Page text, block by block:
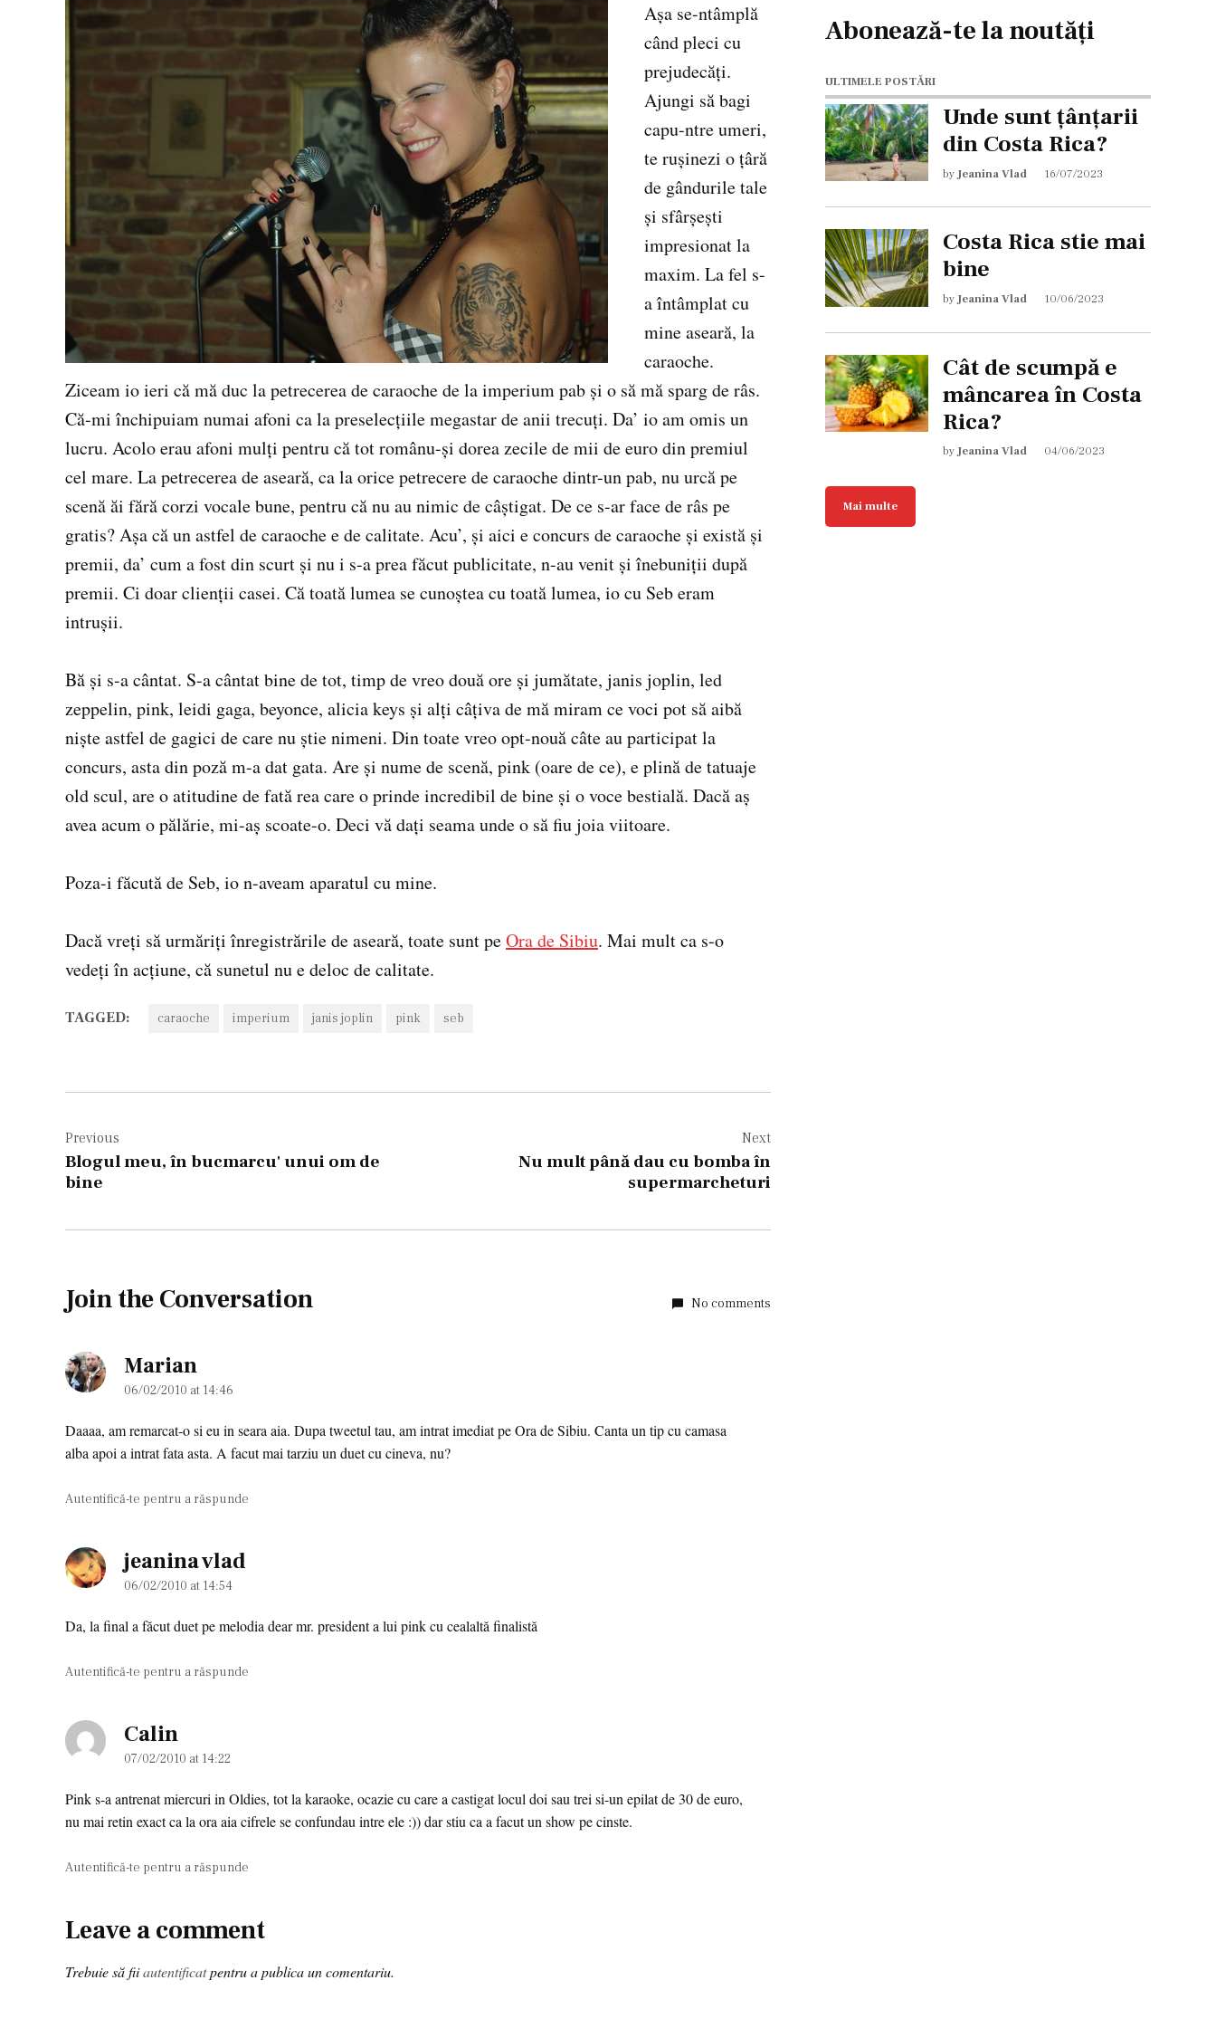
Aşa se-ntâmplă
când pleci cu
prejudecăţi.
Ajungi să bagi
capu-ntre umeri,
te ruşinezi o ţâră
de gândurile tale
şi sfârşeşti
impresionat la
maxim. La fel s-
a întâmplat cu
mine aseară, la
caraoche.
Ziceam io ieri că mă duc la petrecerea de caraoche de la imperium pab şi o să mă sparg de râs.
Că-mi închipuiam numai afoni ca la preselecţiile megastar de anii trecuţi. Da’ io am omis un
lucru. Acolo erau afoni mulţi pentru că tot românu-şi dorea zecile de mii de euro din premiul
cel mare. La petrecerea de aseară, ca la orice petrecere de caraoche dintr-un pab, nu urcă pe
scenă ăi fără corzi vocale bune, pentru că nu au nimic de câştigat. De ce s-ar face de râs pe
gratis? Aşa că un astfel de caraoche e de calitate. Acu’, şi aici e concurs de caraoche şi există şi
premii, da’ cum a fost din scurt şi nu i s-a prea făcut publicitate, n-au venit şi înebuniţii după
premii. Ci doar clienţii casei. Că toată lumea se cunoştea cu toată lumea, io cu Seb eram
intruşii.
Bă şi s-a cântat. S-a cântat bine de tot, timp de vreo două ore şi jumătate, janis joplin, led
zeppelin, pink, leidi gaga, beyonce, alicia keys şi alţi câţiva de mă miram ce voci pot să aibă
nişte astfel de gagici de care nu ştie nimeni. Din toate vreo opt-nouă câte au participat la
concurs, asta din poză m-a dat gata. Are şi nume de scenă, pink (oare de ce), e plină de tatuaje
old scul, are o atitudine de fată rea care o prinde incredibil de bine şi o voce bestială. Dacă aş
avea acum o pălărie, mi-aş scoate-o. Deci vă daţi seama unde o să fiu joia viitoare.
Poza-i făcută de Seb, io n-aveam aparatul cu mine.
Dacă vreţi să urmăriţi înregistrările de aseară, toate sunt peOra de Sibiu. Mai mult ca s-o
vedeţi în acţiune, că sunetul nu e deloc de calitate.
TAGGED: caraoche imperium janis joplin pink seb
în
articole
Previous
Blogul meu, în bucmarcu' unui om de
bine
Next
Nu mult până dau cu bomba în
supermarcheturi
Join the Conversation No comments
Marian
06/02/2010 at 14:46
Daaaa, am remarcat-o si eu in seara aia. Dupa tweetul tau, am intrat imediat pe Ora de Sibiu. Canta un tip cu camasa
alba apoi a intrat fata asta. A facut mai tarziu un duet cu cineva, nu?
Autentifică-te pentru a răspunde
jeanina vlad
06/02/2010 at 14:54
Da, la final a făcut duet pe melodia dear mr. president a lui pink cu cealaltă finalistă
Autentifică-te pentru a răspunde
Calin
07/02/2010 at 14:22
Pink s-a antrenat miercuri in Oldies, tot la karaoke, ocazie cu care a castigat locul doi sau trei si-un epilat de 30 de euro,
nu mai retin exact ca la ora aia cifrele se confundau intre ele :)) dar stiu ca a facut un show pe cinste.
Autentifică-te pentru a răspunde
Leave
comment
Trebuie să fiiautentificatpentru a publica un comentariu.
Leave a comment
Abonează-te la noutăți
ULTIMELE POSTĂRI
Unde sunt țânțarii
din Costa Rica?
by Jeanina Vlad 16/07/2023
Costa Rica stie mai
bine
by Jeanina Vlad 10/06/2023
Cât de scumpă e
mâncarea în Costa
Rica?
by Jeanina Vlad 04/06/2023
Mai multe